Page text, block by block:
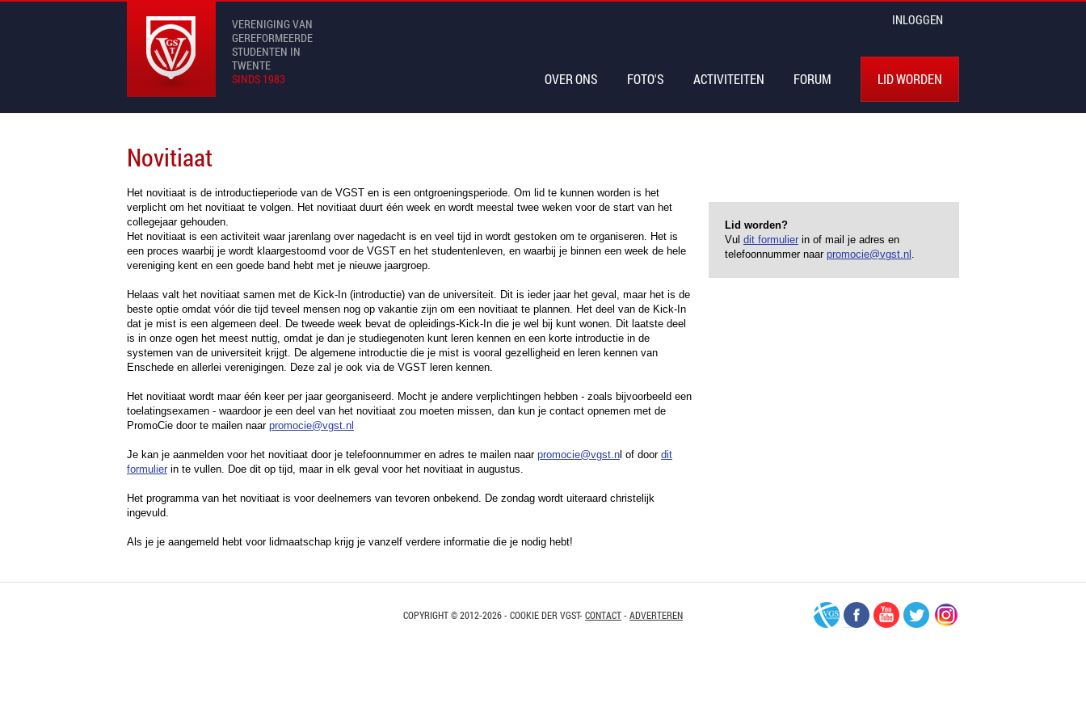
VERENIGING VAN
GEREFORMEERDE
STUDENTEN IN
TWENTE
SINDS 1983
INLOGGEN
OVER ONS FOTO'S ACTIVITEITEN FORUM LID WORDEN
Novitiaat
Het novitiaat is de introductieperiode van de VGST en is een ontgroeningsperiode. Om lid te kunnen worden is het
verplicht om het novitiaat te volgen. Het novitiaat duurt één week en wordt meestal twee weken voor de start van het
collegejaar gehouden.
Het novitiaat is een activiteit waar jarenlang over nagedacht is en veel tijd in wordt gestoken om te organiseren. Het is
een proces waarbij je wordt klaargestoomd voor de VGST en het studentenleven, en waarbij je binnen een week de hele
vereniging kent en een goede band hebt met je nieuwe jaargroep.
Helaas valt het novitiaat samen met de Kick-In (introductie) van de universiteit. Dit is ieder jaar het geval, maar het is de
beste optie omdat vóór die tijd teveel mensen nog op vakantie zijn om een novitiaat te plannen. Het deel van de Kick-In
dat je mist is een algemeen deel. De tweede week bevat de opleidings-Kick-In die je wel bij kunt wonen. Dit laatste deel
is in onze ogen het meest nuttig, omdat je dan je studiegenoten kunt leren kennen en een korte introductie in de
systemen van de universiteit krijgt. De algemene introductie die je mist is vooral gezelligheid en leren kennen van
Enschede en allerlei verenigingen. Deze zal je ook via de VGST leren kennen.
Het novitiaat wordt maar één keer per jaar georganiseerd. Mocht je andere verplichtingen hebben - zoals bijvoorbeeld een
toelatingsexamen - waardoor je een deel van het novitiaat zou moeten missen, dan kun je contact opnemen met de
PromoCie door te mailen naar promocie@vgst.nl
Je kan je aanmelden voor het novitiaat door je telefoonnummer en adres te mailen naar promocie@vgst.n l of door dit
formulier in te vullen. Doe dit op tijd, maar in elk geval voor het novitiaat in augustus.
Het programma van het novitiaat is voor deelnemers van tevoren onbekend. De zondag wordt uiteraard christelijk
ingevuld.
Als je je aangemeld hebt voor lidmaatschap krijg je vanzelf verdere informatie die je nodig hebt!
Lid worden?
Vul dit formulier in of mail je adres en
telefoonnummer naar promocie@vgst.nl .
COPYRIGHT © 2012-2026 - COOKIE DER VGST- CONTACT- ADVERTEREN